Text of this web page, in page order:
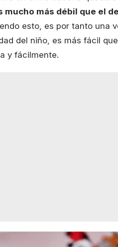
mucho más débil que el
esto, es por tanto una
del niño, es más fácil
y fácilmente.